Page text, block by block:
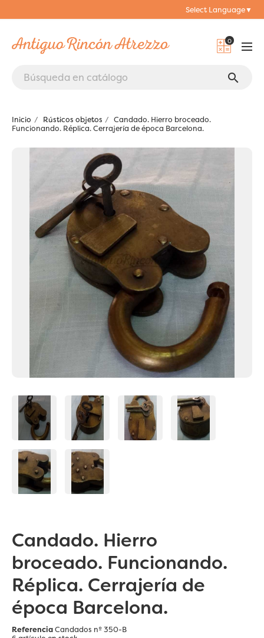
Select Language▼
0
search
Inicio Rústicos objetos
Candado. Hierro broceado.
Funcionando. Réplica. Cerrajería de época Barcelona.
Candado. Hierro
broceado. Funcionando.
Réplica. Cerrajería de
época Barcelona.
ReferenciaCandados nº 350-B